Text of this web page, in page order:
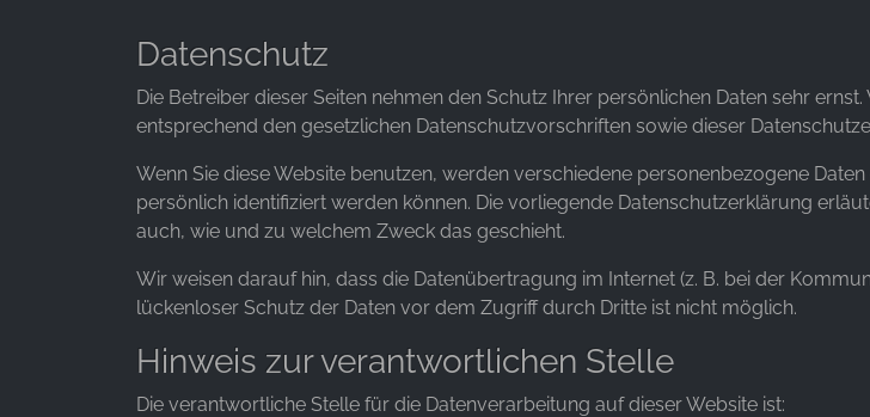
Datenschutz
Die Betreiber dieser Seiten nehmen den Schutz Ihrer persönlichen Daten sehr
entsprechend den gesetzlichen Datenschutzvorschriften sowie dieser
Wenn Sie diese Website benutzen, werden verschiedene personenbezogene
persönlich identifiziert werden können. Die vorliegende Datenschutzerklärung
auch, wie und zu welchem Zweck das geschieht.
Wir weisen darauf hin, dass die Datenübertragung im Internet (z. B. bei der
lückenloser Schutz der Daten vor dem Zugriff durch Dritte ist nicht möglich.
Hinweis zur verantwortlichen Stelle
Die verantwortliche Stelle für die Datenverarbeitung auf dieser Website ist: